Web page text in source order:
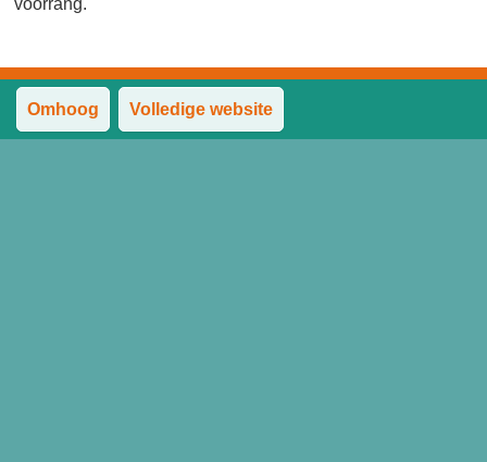
voorrang.
Omhoog Volledige website